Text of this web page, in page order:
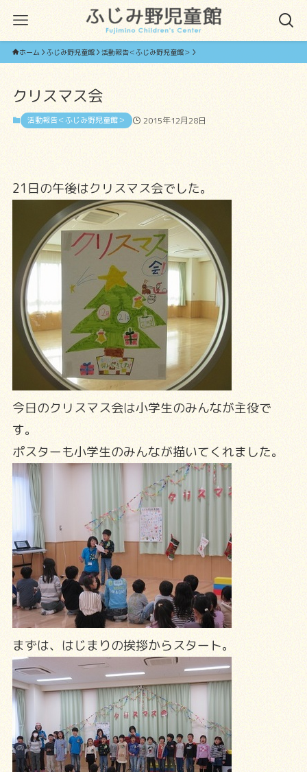
ホーム ふじみ野児童館 活動報告＜ふじみ野児童館＞
クリスマス会
活動報告＜ふじみ野児童館＞ 2015年12月28日
21日の午後はクリスマス会でした。
今日のクリスマス会は小学生のみんなが主役で
す。
ポスターも小学生のみんなが描いてくれました。
まずは、はじまりの挨拶からスタート。